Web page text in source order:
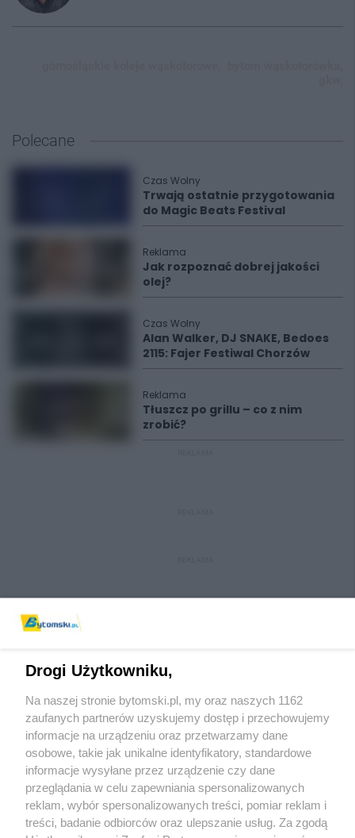
Polecane
Czas Wolny
Trwają ostatnie przygotowania
do Magic Beats Festival
Reklama
Jak rozpoznać dobrej jakości
olej?
Czas Wolny
Alan Walker, DJ SNAKE, Bedoes
2115: Fajer Festiwal Chorzów
Reklama
Tłuszcz po grillu – co z nim
zrobić?
Wydawca mediów lokalnych
Nie zapomnij
zapoznać się z:
polityką prywatności regulamin korzystania z portali
Drogi Użytkowniku,
Na naszej stronie bytomski.pl, my oraz naszych 1162
zaufanych partnerów uzyskujemy dostęp i przechowujemy
informacje na urządzeniu oraz przetwarzamy dane
osobowe, takie jak unikalne identyfikatory, standardowe
informacje wysyłane przez urządzenie czy dane
przeglądania w celu zapewniania spersonalizowanych
reklam, wybór spersonalizowanych treści, pomiar reklam i
treści, badanie odbiorców oraz ulepszanie usług. Za zgodą